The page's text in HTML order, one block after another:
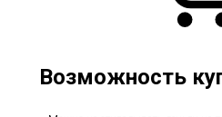
Возможность